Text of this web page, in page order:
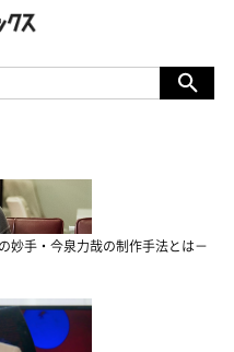
妙手・今泉力哉の制作手法とは－